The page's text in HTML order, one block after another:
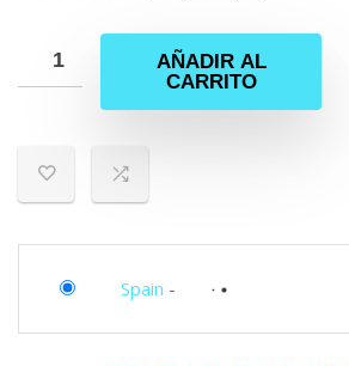
AÑADIR AL
CARRITO
Spain -